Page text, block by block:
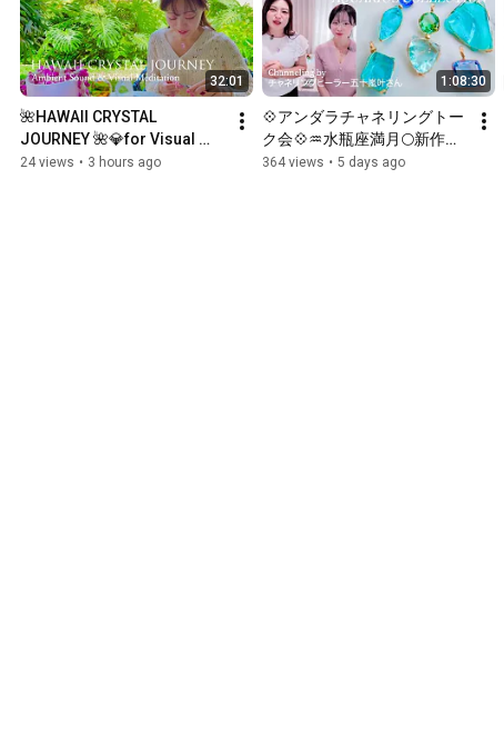
32:01
🌺HAWAII CRYSTAL
JOURNEY 🌺💎for Visual
Meditation by Ambient
24 views • 3 hours ago
1:08:30
💠アンダラチャネリングトー
ク会💠♒️水瓶座満月🌕新作💎
女神巻き®︎魔法のペンダント
364 views • 5 days ago